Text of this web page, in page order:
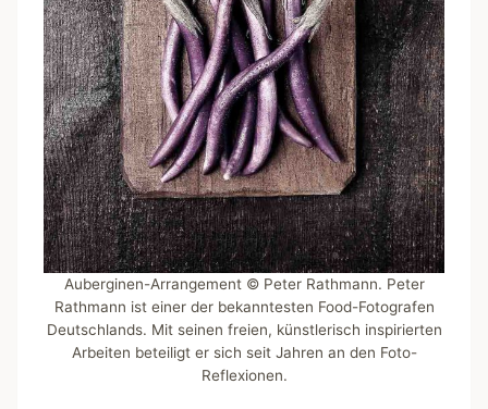
Auberginen-Arrangement © Peter Rathmann. Peter
Rathmann ist einer der bekanntesten Food-Fotografen
Deutschlands. Mit seinen freien, künstlerisch inspirierten
Arbeiten beteiligt er sich seit Jahren an den Foto-
Reflexionen.